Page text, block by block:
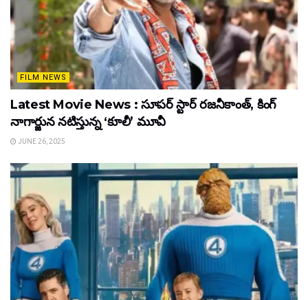
FILM NEWS
Latest Movie News : సూపర్ స్టార్ రజనీకాంత్, కింగ్
నాగార్జున నటిస్తున్న ‘కూలీ’ మూవీ
JUNE 26, 2025